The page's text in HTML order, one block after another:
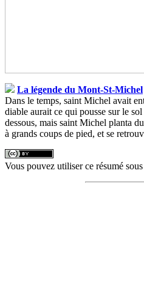
La légende du Mont-St-Michel
Dans le temps, saint Michel avait
diable aurait ce qui pousse sur le
dessous, mais saint Michel planta
à grands coups de pied, et se
Vous pouvez utiliser ce résumé